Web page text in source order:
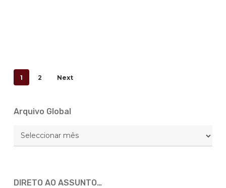
1 2 Next
Arquivo Global
Arquivo
DIRETO AO ASSUNTO…